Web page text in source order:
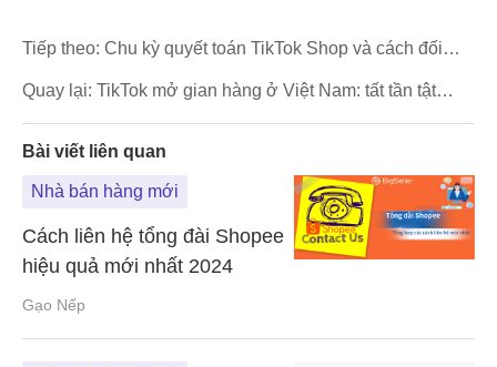
Quay lại: TikTok mở gian hàng ở Việt Nam: tất tần tật
Tiếp theo: Chu kỳ quyết toán TikTok Shop và cách đối
Bài viết liên quan
Nhà bán hàng mới
Cách liên hệ tổng đài Shopee
hiệu quả mới nhất 2024
Gạo Nếp